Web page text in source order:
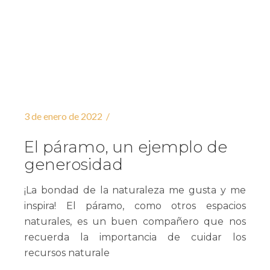
3 de enero de 2022
El páramo, un ejemplo de
generosidad
¡La bondad de la naturaleza me gusta y me
inspira! El páramo, como otros espacios
naturales, es un buen compañero que nos
recuerda la importancia de cuidar los
recursos naturale